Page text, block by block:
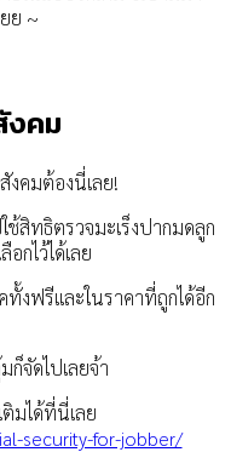
ย ~
งคม
คมต้องนี่เลย!
ช้สิทธิตรวจมะเร็งปากมดลูก
กไว้ได้เลย
งฟรีและในราคาที่ถูกได้อีก
ก็จัดไปเลยจ้า
มได้ที่นี่เลย
security-for-jobber/